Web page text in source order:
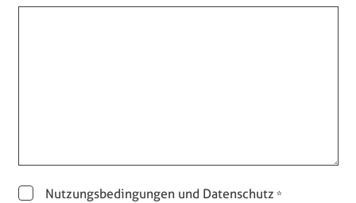
Nutzungsbedingungen und Datenschutz